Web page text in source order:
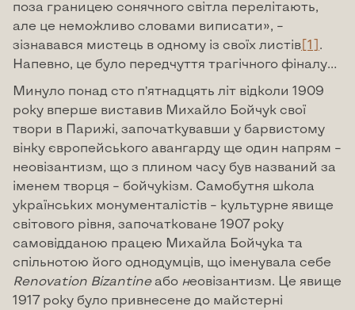
поза границею сонячного світла перелітають,
але це неможливо словами виписати», –
зізнавався мистець в одному із своїх листів[1].
Напевно, це було передчуття трагічного фіналу…
Минуло понад сто п’ятнадцять літ відколи 1909
року вперше виставив Михайло Бойчук свої
твори в Парижі, започаткувавши у барвистому
вінку європейського авангарду ще один напрям –
неовізантизм, що з плином часу був названий за
іменем творця – бойчукізм. Самобутня школа
українських монументалістів – культурне явище
світового рівня, започатковане 1907 року
самовідданою працею Михайла Бойчука та
спільнотою його однодумців, що іменувала себе
Renovation Bizantineабо неовізантизм. Це явище
1917 року було привнесене до майстерні